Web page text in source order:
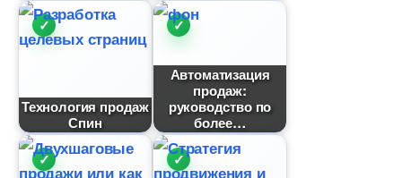
Технология продаж
Спин
Автоматизация
продаж:
руководство по
олее